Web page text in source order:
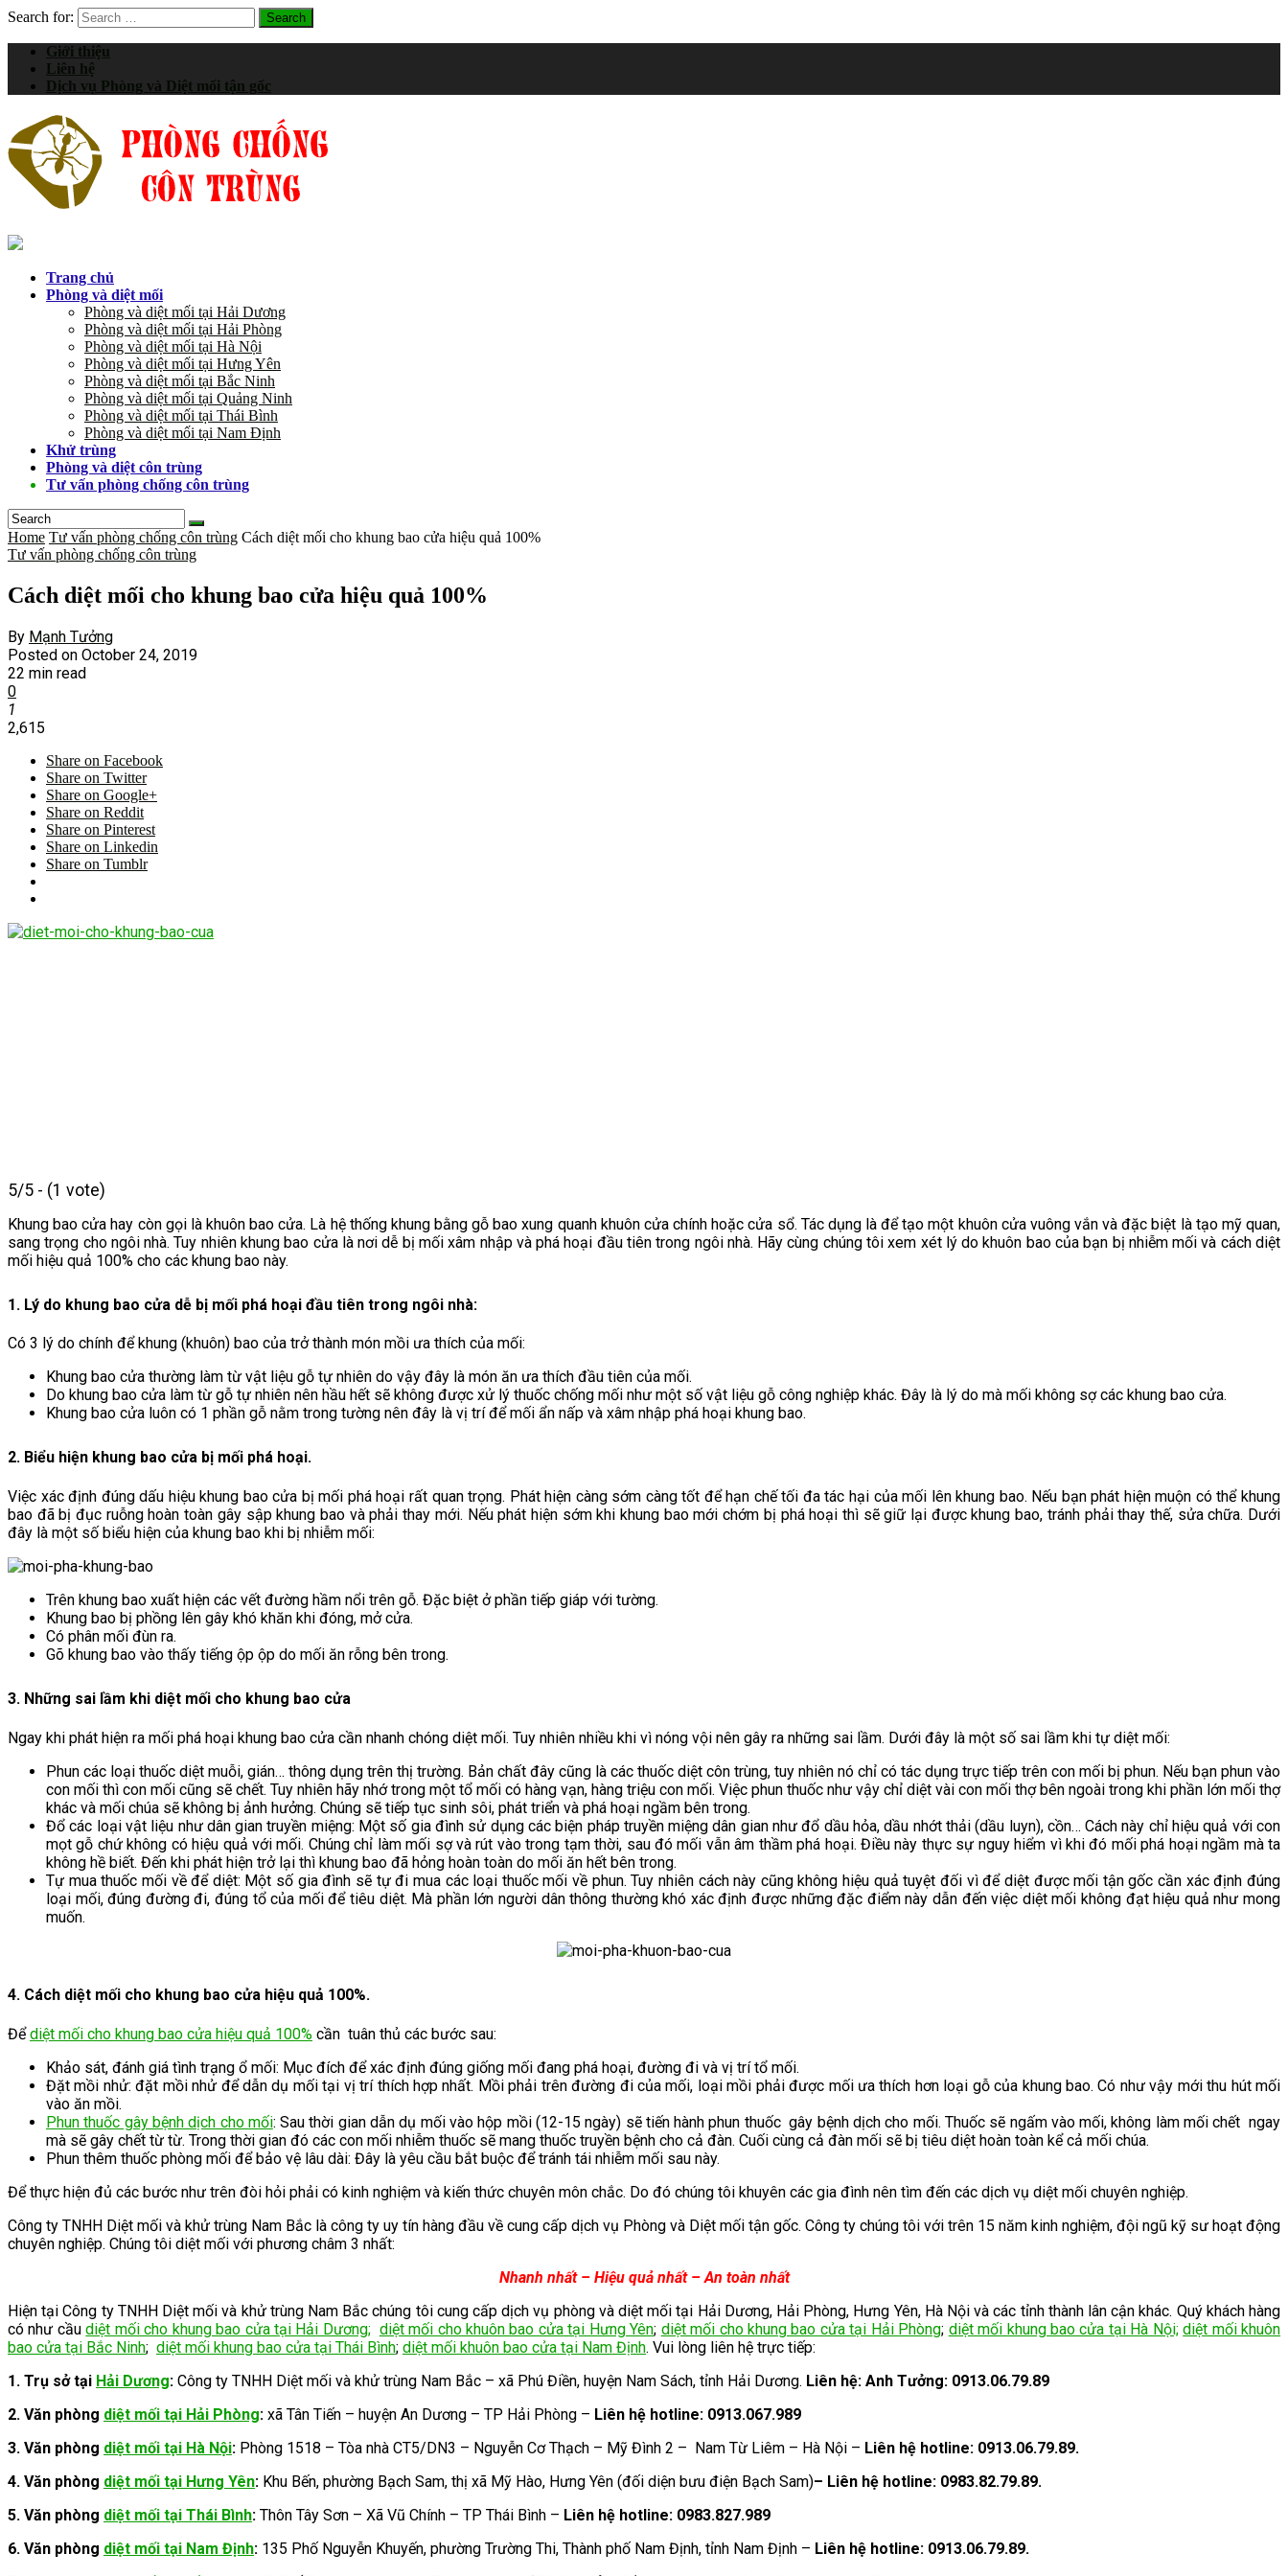
Search for:
Giới thiệu
Liên hệ
Dịch vụ Phòng và Diệt mối tận gốc
Trang chủ
Phòng và diệt mối
Phòng và diệt mối tại Hải Dương
Phòng và diệt mối tại Hải Phòng
Phòng và diệt mối tại Hà Nội
Phòng và diệt mối tại Hưng Yên
Phòng và diệt mối tại Bắc Ninh
Phòng và diệt mối tại Quảng Ninh
Phòng và diệt mối tại Thái Bình
Phòng và diệt mối tại Nam Định
Khử trùng
Phòng và diệt côn trùng
Tư vấn phòng chống côn trùng
Home Tư vấn phòng chống côn trùng Cách diệt mối cho khung bao cửa hiệu quả 100%
Tư vấn phòng chống côn trùng
Cách diệt mối cho khung bao cửa hiệu quả 100%
By Mạnh Tưởng
Posted on October 24, 2019
22 min read
0
1
2,615
Share on Facebook
Share on Twitter
Share on Google+
Share on Reddit
Share on Pinterest
Share on Linkedin
Share on Tumblr
5/5 - (1 vote)
Khung bao cửa hay còn gọi là khuôn bao cửa. Là hệ thống khung bằng gỗ bao xung quanh khuôn cửa chính hoặc cửa sổ. Tác dụng là để tạo một khuôn cửa vuông vắn và đặc biệt là tạo mỹ quan,
sang trọng cho ngôi nhà. Tuy nhiên khung bao cửa là nơi dễ bị mối xâm nhập và phá hoại đầu tiên trong ngôi nhà. Hãy cùng chúng tôi xem xét lý do khuôn bao của bạn bị nhiễm mối và cách diệt
mối hiệu quả 100% cho các khung bao này.
1. Lý do khung bao cửa dễ bị mối phá hoại đầu tiên trong ngôi nhà:
Có 3 lý do chính để khung (khuôn) bao của trở thành món mồi ưa thích của mối:
Khung bao cửa thường làm từ vật liệu gỗ tự nhiên do vậy đây là món ăn ưa thích đầu tiên của mối.
Do khung bao cửa làm từ gỗ tự nhiên nên hầu hết sẽ không được xử lý thuốc chống mối như một số vật liệu gỗ công nghiệp khác. Đây là lý do mà mối không sợ các khung bao cửa.
Khung bao cửa luôn có 1 phần gỗ nằm trong tường nên đây là vị trí để mối ẩn nấp và xâm nhập phá hoại khung bao.
2. Biểu hiện khung bao cửa bị mối phá hoại.
Việc xác định đúng dấu hiệu khung bao cửa bị mối phá hoại rất quan trọng. Phát hiện càng sớm càng tốt để hạn chế tối đa tác hại của mối lên khung bao. Nếu bạn phát hiện muộn có thể khung
bao đã bị đục ruỗng hoàn toàn gây sập khung bao và phải thay mới. Nếu phát hiện sớm khi khung bao mới chớm bị phá hoại thì sẽ giữ lại được khung bao, tránh phải thay thế, sửa chữa. Dưới
đây là một số biểu hiện của khung bao khi bị nhiễm mối:
Trên khung bao xuất hiện các vết đường hầm nổi trên gỗ. Đặc biệt ở phần tiếp giáp với tường.
Khung bao bị phồng lên gây khó khăn khi đóng, mở cửa.
Có phân mối đùn ra.
Gõ khung bao vào thấy tiếng ộp ộp do mối ăn rỗng bên trong.
3. Những sai lầm khi diệt mối cho khung bao cửa
Ngay khi phát hiện ra mối phá hoại khung bao cửa cần nhanh chóng diệt mối. Tuy nhiên nhiều khi vì nóng vội nên gây ra những sai lầm. Dưới đây là một số sai lầm khi tự diệt mối:
Phun các loại thuốc diệt muỗi, gián… thông dụng trên thị trường. Bản chất đây cũng là các thuốc diệt côn trùng, tuy nhiên nó chỉ có tác dụng trực tiếp trên con mối bị phun. Nếu bạn phun vào
con mối thì con mối cũng sẽ chết. Tuy nhiên hãy nhớ trong một tổ mối có hàng vạn, hàng triệu con mối. Việc phun thuốc như vậy chỉ diệt vài con mối thợ bên ngoài trong khi phần lớn mối thợ
khác và mối chúa sẽ không bị ảnh hưởng. Chúng sẽ tiếp tục sinh sôi, phát triển và phá hoại ngầm bên trong.
Đổ các loại vật liệu như dân gian truyền miệng: Một số gia đình sử dụng các biện pháp truyền miệng dân gian như đổ dầu hỏa, dầu nhớt thải (dầu luyn), cồn… Cách này chỉ hiệu quả với con
mọt gỗ chứ không có hiệu quả với mối. Chúng chỉ làm mối sợ và rút vào trong tạm thời, sau đó mối vẫn âm thầm phá hoại. Điều này thực sự nguy hiểm vì khi đó mối phá hoại ngầm mà ta
không hề biết. Đến khi phát hiện trở lại thì khung bao đã hỏng hoàn toàn do mối ăn hết bên trong.
Tự mua thuốc mối về để diệt: Một số gia đình sẽ tự đi mua các loại thuốc mối về phun. Tuy nhiên cách này cũng không hiệu quả tuyệt đối vì để diệt được mối tận gốc cần xác định đúng
loại mối, đúng đường đi, đúng tổ của mối để tiêu diệt. Mà phần lớn người dân thông thường khó xác định được những đặc điểm này dẫn đến việc diệt mối không đạt hiệu quả như mong
muốn.
4. Cách diệt mối cho khung bao cửa hiệu quả 100%.
Đểdiệt mối cho khung bao cửa hiệu quả 100% cần tuân thủ các bước sau:
Khảo sát, đánh giá tình trạng ổ mối: Mục đích để xác định đúng giống mối đang phá hoại, đường đi và vị trí tổ mối.
Đặt mồi nhử: đặt mồi nhử để dẫn dụ mối tại vị trí thích hợp nhất. Mồi phải trên đường đi của mối, loại mồi phải được mối ưa thích hơn loại gỗ của khung bao. Có như vậy mới thu hút mối
vào ăn mồi.
Phun thuốc gây bệnh dịch cho mối: Sau thời gian dẫn dụ mối vào hộp mồi (12-15 ngày) sẽ tiến hành phun thuốc gây bệnh dịch cho mối. Thuốc sẽ ngấm vào mối, không làm mối chết ngay
mà sẽ gây chết từ từ. Trong thời gian đó các con mối nhiễm thuốc sẽ mang thuốc truyền bệnh cho cả đàn. Cuối cùng cả đàn mối sẽ bị tiêu diệt hoàn toàn kể cả mối chúa.
Phun thêm thuốc phòng mối để bảo vệ lâu dài: Đây là yêu cầu bắt buộc để tránh tái nhiễm mối sau này.
Để thực hiện đủ các bước như trên đòi hỏi phải có kinh nghiệm và kiến thức chuyên môn chắc. Do đó chúng tôi khuyên các gia đình nên tìm đến các dịch vụ diệt mối chuyên nghiệp.
Công ty TNHH Diệt mối và khử trùng Nam Bắc là công ty uy tín hàng đầu về cung cấp dịch vụ Phòng và Diệt mối tận gốc. Công ty chúng tôi với trên 15 năm kinh nghiệm, đội ngũ kỹ sư hoạt động
chuyên nghiệp. Chúng tôi diệt mối với phương châm 3 nhất:
Nhanh nhất – Hiệu quả nhất – An toàn nhất
Hiện tại Công ty TNHH Diệt mối và khử trùng Nam Bắc chúng tôi cung cấp dịch vụ phòng và diệt mối tại Hải Dương, Hải Phòng, Hưng Yên, Hà Nội và các tỉnh thành lân cận khác. Quý khách hàng
có như cầudiệt mối cho khung bao cửa tại Hải Dương; diệt mối cho khuôn bao cửa tại Hưng Yên; diệt mối cho khung bao cửa tại Hải Phòng; diệt mối khung bao cửa tại Hà Nội; diệt mối khuôn
bao cửa tại Bắc Ninh; diệt mối khung bao cửa tại Thái Bình; diệt mối khuôn bao cửa tại Nam Định. Vui lòng liên hệ trực tiếp:
1. Trụ sở tại Hải Dương: Công ty TNHH Diệt mối và khử trùng Nam Bắc – xã Phú Điền, huyện Nam Sách, tỉnh Hải Dương. Liên hệ: Anh Tưởng: 0913.06.79.89
2. Văn phòng diệt mối tại Hải Phòng: xã Tân Tiến – huyện An Dương – TP Hải Phòng – Liên hệ hotline: 0913.067.989
3. Văn phòng diệt mối tại Hà Nội: Phòng 1518 – Tòa nhà CT5/DN3 – Nguyễn Cơ Thạch – Mỹ Đình 2 – Nam Từ Liêm – Hà Nội – Liên hệ hotline: 0913.06.79.89.
4. Văn phòng diệt mối tại Hưng Yên: Khu Bến, phường Bạch Sam, thị xã Mỹ Hào, Hưng Yên (đối diện bưu điện Bạch Sam)– Liên hệ hotline: 0983.82.79.89.
5. Văn phòng diệt mối tại Thái Bình: Thôn Tây Sơn – Xã Vũ Chính – TP Thái Bình – Liên hệ hotline: 0983.827.989
6. Văn phòng diệt mối tại Nam Định: 135 Phố Nguyễn Khuyến, phường Trường Thi, Thành phố Nam Định, tỉnh Nam Định – Liên hệ hotline: 0913.06.79.89.